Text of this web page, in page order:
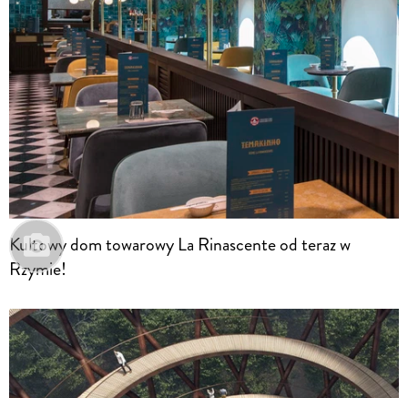
Kultowy dom towarowy La Rinascente od teraz w
Rzymie!